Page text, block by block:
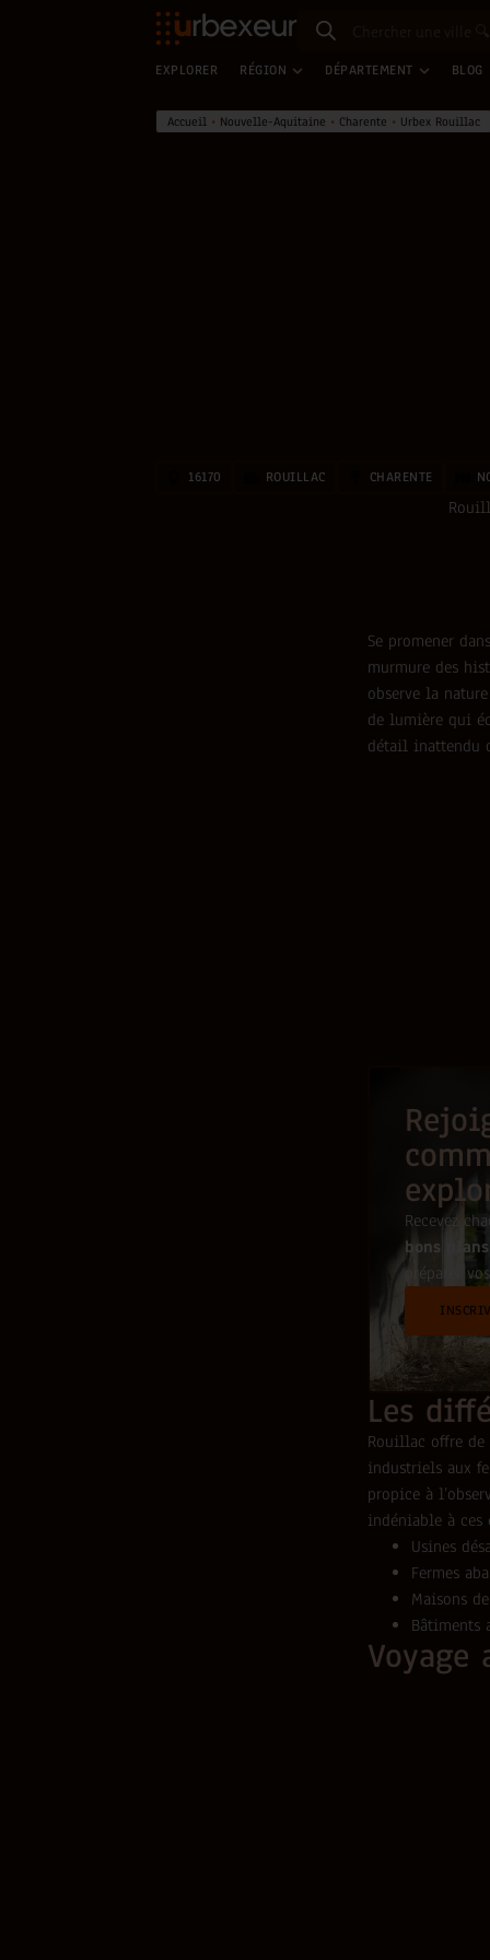
EXPLORER RÉGION DÉPARTEMENT BLOG
Accueil • Nouvelle-Aquitaine • Charente • Urbex Rouillac
16170 ROUILLAC CHARENTE
Se promener
murmure des
observe la
de lumière qui
détail inattendu
Recevez
bons
préparer
Les
Rouillac offre de
industriels aux
propice à
indéniable à ces
Usines
Fermes
Maisons
Bâtiments